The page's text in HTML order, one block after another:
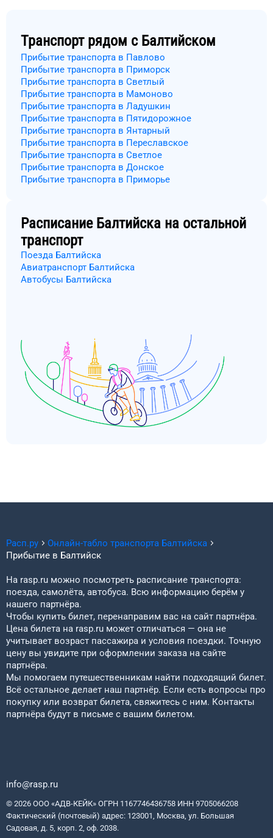
Транспорт рядом с Балтийском
Прибытие транспорта в Павлово
Прибытие транспорта в Приморск
Прибытие транспорта в Светлый
Прибытие транспорта в Мамоново
Прибытие транспорта в Ладушкин
Прибытие транспорта в Пятидорожное
Прибытие транспорта в Янтарный
Прибытие транспорта в Переславское
Прибытие транспорта в Светлое
Прибытие транспорта в Донское
Прибытие транспорта в Приморье
Расписание Балтийска на остальной
транспорт
Поезда Балтийска
Авиатранспорт Балтийска
Автобусы Балтийска
Расп.ру Онлайн-табло транспорта Балтийска
Прибытие в Балтийск
На rasp.ru можно посмотреть расписание транспорта:
поезда, самолёта, автобуса. Всю информацию берём у
нашего партнёра.
Чтобы купить билет, перенаправим вас на сайт партнёра.
Цена билета на rasp.ru может отличаться — она не
учитывает возраст пассажира и условия поездки. Точную
цену вы увидите при оформлении заказа на сайте
партнёра.
Мы помогаем путешественникам найти подходящий билет.
Всё остальное делает наш партнёр. Если есть вопросы про
покупку или возврат билета, свяжитесь с ним. Контакты
партнёра будут в письме с вашим билетом.
info@rasp.ru
© 2026 ООО «АДВ-КЕЙК» ОГРН 1167746436758 ИНН 9705066208
Фактический (почтовый) адрес: 123001, Москва, ул. Большая
Садовая, д. 5, корп. 2, оф. 2038.